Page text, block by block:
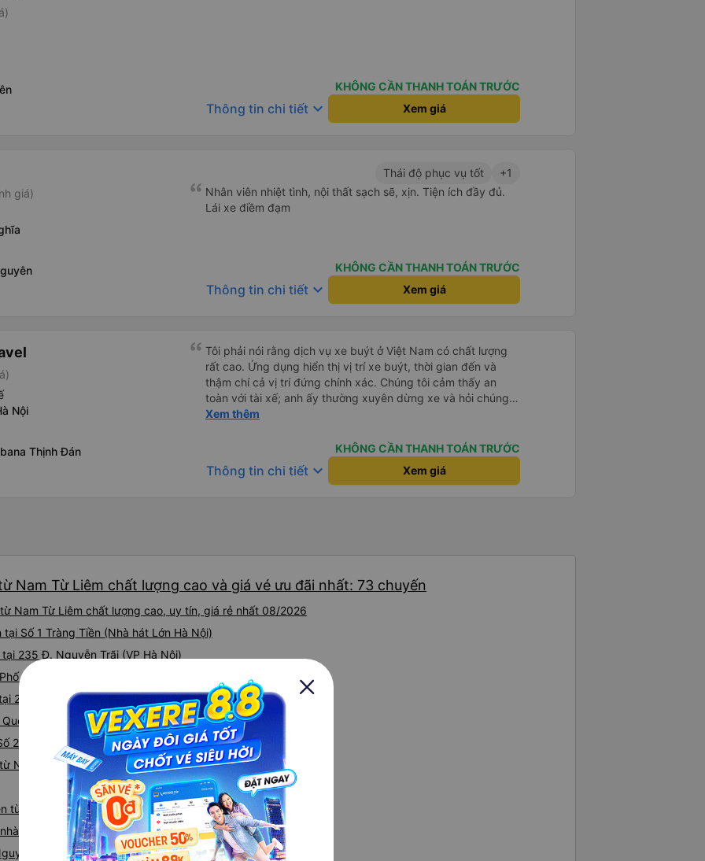
KHÔNG CẦN THANH TOÁN TRƯỚC
Thông tin chi tiết keyboard_arrow_down Xem giá
giá)
Thái độ phục vụ tốt
+1
Nhân viên nhiệt tình, nội thất sạch sẽ, xịn. Tiện ích đầy đủ.
Lái xe điềm đạm
KHÔNG CẦN THANH TOÁN TRƯỚC
Thông tin chi tiết keyboard_arrow_down Xem giá
Nội
Thịnh Đán
Tôi phải nói rằng dịch vụ xe buýt ở Việt Nam có chất lượng
rất cao. Ứng dụng hiển thị vị trí xe buýt, thời gian đến và
thậm chí cả vị trí đứng chính xác. Chúng tôi cảm thấy an
toàn với tài xế; anh ấy thường xuyên dừng xe và hỏi chúng
tôi có cần gì không. Chúng tôi rất hài lòng. Chúng tôi đánh
Xem thêm
KHÔNG CẦN THANH TOÁN TRƯỚC
Thông tin chi tiết keyboard_arrow_down Xem giá
Nam Từ Liêm chất lượng cao và giá vé ưu đãi nhất: 73 chuyến
Nam Từ Liêm chất lượng cao, uy tín, giá rẻ nhất 08/2026
tại Số 1 Tràng Tiền (Nhà hát Lớn Hà Nội)
235 Đ. Nguyễn Trãi (VP Hà Nội)
Nguyễn Hoàng (103 Nguyễn Hoàng)
20 Phạm Hùng (Bến xe Mỹ Đình)
lộ 6, Đường Trần Phú (Bến xe Yên Nghĩa)
21B đường Thiên Hiền (Văn phòng Hà Nội)
Nam Từ Liêm đi Thái Nguyên
từ Nam Từ Liêm
xe Nam Từ Liêm Thái Nguyên